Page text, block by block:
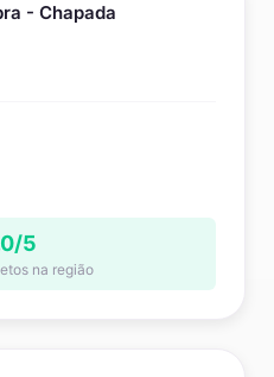
- Chapada
5
na região